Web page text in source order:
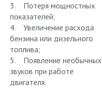
3. Потеря мощностных
показателей;
4. Увеличение расхода
бензина или дизельного
топлива;
5. Появление необычных
звуков при работе
двигателя.